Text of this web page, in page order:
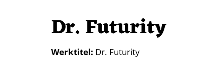
Dr. Futurity
Werktitel Dr. Futurity